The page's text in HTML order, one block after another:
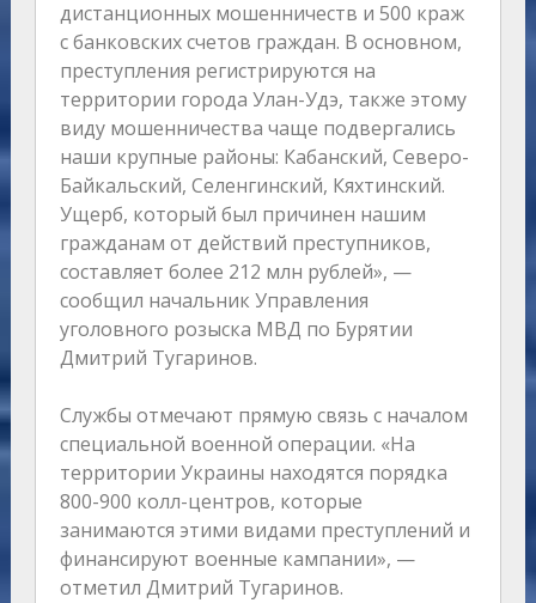
дистанционных мошенничеств и 500 краж
с банковских счетов граждан. В основном,
преступления регистрируются на
территории города Улан-Удэ, также этому
виду мошенничества чаще подвергались
наши крупные районы: Кабанский, Северо-
Байкальский, Селенгинский, Кяхтинский.
Ущерб, который был причинен нашим
гражданам от действий преступников,
составляет более 212 млн рублей», —
сообщил начальник Управления
уголовного розыска МВД по Бурятии
Дмитрий Тугаринов.
Службы отмечают прямую связь с началом
специальной военной операции. «На
территории Украины находятся порядка
800-900 колл-центров, которые
занимаются этими видами преступлений и
финансируют военные кампании», —
отметил Дмитрий Тугаринов.